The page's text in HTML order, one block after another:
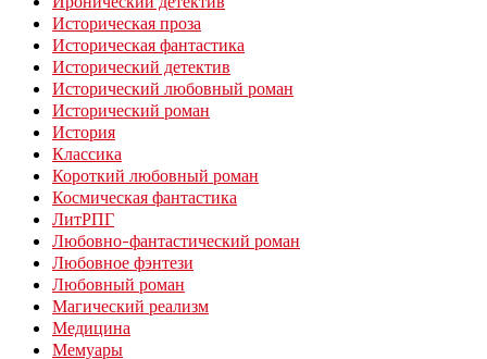
Историческая проза
Историческая фантастика
Исторический детектив
Исторический любовный роман
Исторический роман
История
Классика
Короткий любовный роман
Космическая фантастика
ЛитРПГ
Любовно-фантастический роман
Любовное фэнтези
Любовный роман
Магический реализм
Медицина
Мемуары